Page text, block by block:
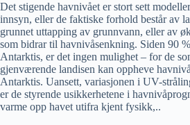
Det stigende havnivået er stort sett
innsyn, eller de faktiske forhold består av
grunnet uttapping av grunnvann, eller av
som bidrar til havnivåsenkning. Siden 90
Antarktis, er det ingen mulighet – for de
gjenværende landisen kan oppheve
Antarktis. Uansett, variasjonen i UV-
er de styrende usikkerhetene i
varme opp havet utifra kjent fysikk,..